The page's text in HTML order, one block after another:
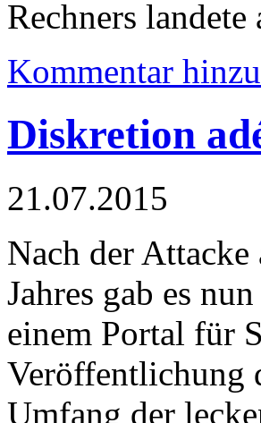
Rechners
Kommentar
Diskretion
21.07.2015
Nach der
Jahres gab es
einem Portal für
Veröffentlichung
Umfang der